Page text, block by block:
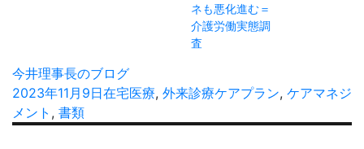
ネも悪化進む＝
介護労働実態調
査
投
稿
者
今井理事長のブログ
投
稿
2023年11月9日カ
在宅医療, 外来診療タ
ケアプラン, ケアマネジ
メント , 書類